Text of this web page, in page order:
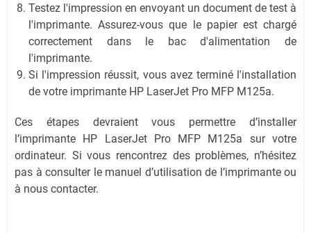
Testez l'impression en envoyant un document de test à
l'imprimante. Assurez-vous que le papier est chargé
correctement dans le bac d'alimentation de
l'imprimante.
Si l'impression réussit, vous avez terminé l'installation
de votre imprimante HP LaserJet Pro MFP M125a.
Ces étapes devraient vous permettre d’installer
l’imprimante HP LaserJet Pro MFP M125a sur votre
ordinateur. Si vous rencontrez des problèmes, n’hésitez
pas à consulter le manuel d’utilisation de l’imprimante ou
à nous contacter.